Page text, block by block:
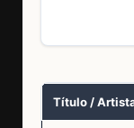
Título /